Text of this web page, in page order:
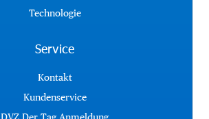
Technologie
Service
Kontakt
Kundenservice